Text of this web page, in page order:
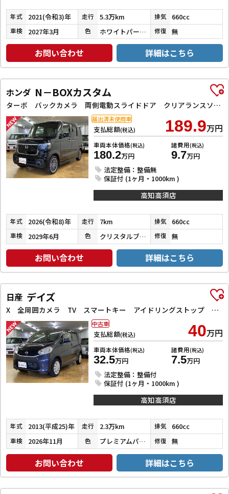
年式 2021(令和3)年 走行 5.3万km 排気 660cc
車検 2027年3月 色 ホワイトパール３コートパール 修復 無
お問い合わせ 詳細はこちら
ホンダ N－BOXカスタム
ターボ バックカメラ 両側電動スライドドア クリアランスソナー オートクルーズコントロール レーンアシスト 衝突被害軽減システム オートライト LEDヘッドランプ スマートキー アイドリングストップ
支払総額(税込) 189.9万円
車両本体価格(税込)
180.2万円
諸費用(税込)
9.7万円
法定整備：整備無
保証付 (1ヶ月・1000km )
届出済未使用車
高知高須店
年式 2026(令和8)年 走行 7km 排気 660cc
車検 2029年6月 色 クリスタルブラックパール 修復 無
お問い合わせ 詳細はこちら
日産 デイズ
X 全周囲カメラ TV スマートキー アイドリングストップ 電動格納ミラー ベンチシート CVT 盗難防止システム ABS ミュージックプレイヤー接続可 衝突安全ボディ エアコン パワーステアリング
支払総額(税込) 40万円
車両本体価格(税込)
32.5万円
諸費用(税込)
7.5万円
法定整備：整備付
保証付 (1ヶ月・1000km )
中古車
高知高須店
年式 2013(平成25)年 走行 2.3万km 排気 660cc
車検 2026年11月 色 プレミアムパープルパール 修復 無
お問い合わせ 詳細はこちら